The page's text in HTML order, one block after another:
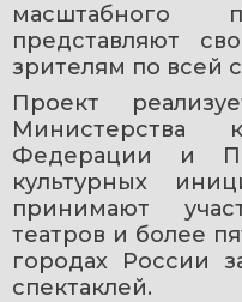
масштабного
представляют
зрителям по всей
Проект
Министерства
Федерации и
культурных
принимают
театров и более
городах России
спектаклей.